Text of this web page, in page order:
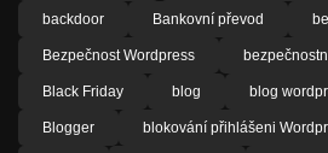
backdoor Bankovní převod
Bezpečnost Wordpress
Black Friday blog blog
Blogger blokování přihlášeni